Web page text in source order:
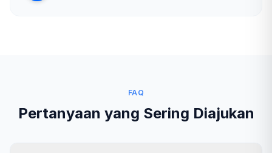
FAQ
Pertanyaan yang Sering Diajukan